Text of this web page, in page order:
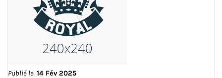
Publié le 14 Fév 2025